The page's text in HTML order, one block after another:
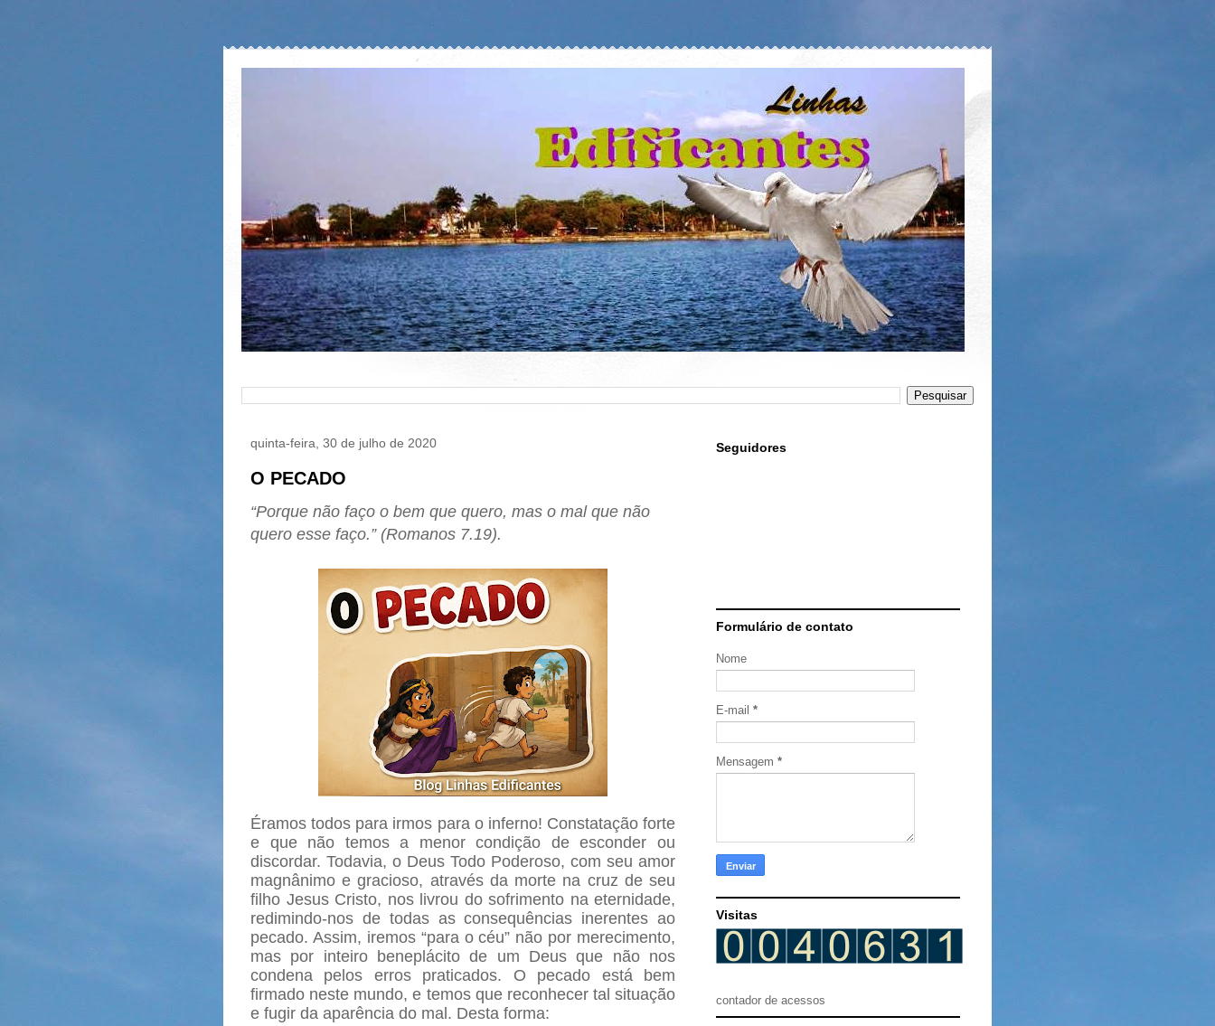
quinta-feira, 30 de julho de 2020
O PECADO
“Porque não faço o bem que quero, mas o mal que não
quero esse faço.” (Romanos 7.19).
Éramos todos para irmos para o inferno! Constatação forte
e que não temos a menor condição de esconder ou
discordar. Todavia, o Deus Todo Poderoso, com seu amor
magnânimo e gracioso, através da morte na cruz de seu
filho Jesus Cristo, nos livrou do sofrimento na eternidade,
redimindo-nos de todas as consequências inerentes ao
pecado. Assim, iremos “para o céu” não por merecimento,
mas por inteiro beneplácito de um Deus que não nos
condena pelos erros praticados. O pecado está bem
firmado neste mundo, e temos que reconhecer tal situação
e fugir da aparência do mal. Desta forma:
Seguidores
Formulário de contato
Nome
E-mail *
Mensagem *
Visitas
contador de acessos